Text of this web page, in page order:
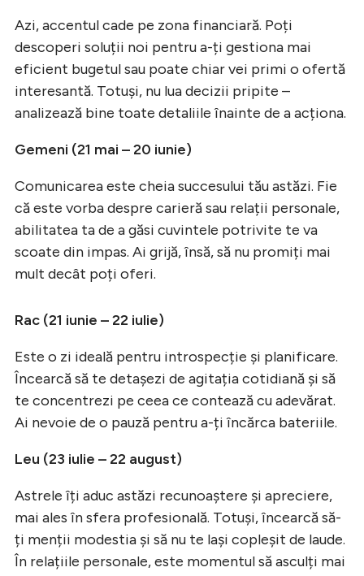
Azi, accentul cade pe zona financiară. Poți
descoperi soluții noi pentru a-ți gestiona mai
eficient bugetul sau poate chiar vei primi o ofertă
interesantă. Totuși, nu lua decizii pripite –
analizează bine toate detaliile înainte de a acționa.
Gemeni (21 mai – 20 iunie)
Comunicarea este cheia succesului tău astăzi. Fie
că este vorba despre carieră sau relații personale,
abilitatea ta de a găsi cuvintele potrivite te va
scoate din impas. Ai grijă, însă, să nu promiți mai
mult decât poți oferi.
Rac (21 iunie – 22 iulie)
Este o zi ideală pentru introspecție și planificare.
Încearcă să te detașezi de agitația cotidiană și să
te concentrezi pe ceea ce contează cu adevărat.
Ai nevoie de o pauză pentru a-ți încărca bateriile.
Leu (23 iulie – 22 august)
Astrele îți aduc astăzi recunoaștere și apreciere,
mai ales în sfera profesională. Totuși, încearcă să-
ți menții modestia și să nu te lași copleșit de laude.
În relațiile personale, este momentul să asculți mai